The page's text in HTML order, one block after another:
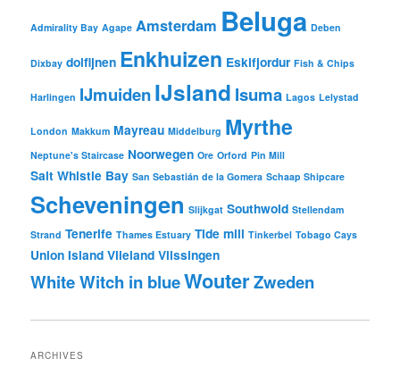
Admirality Bay Agape Amsterdam Beluga Deben
Dixbay dolfijnen Enkhuizen Eskifjordur Fish & Chips
Harlingen IJmuidenIJsland Isuma Lagos Lelystad
London Makkum Mayreau Middelburg Myrthe
Neptune's Staircase Noorwegen Ore Orford Pin Mill
Salt Whistle Bay San Sebastián de la Gomera Schaap Shipcare
Scheveningen Slijkgat Southwold Stellendam
Strand Tenerife Thames Estuary Tide mill Tinkerbel Tobago Cays
Union Island Vlieland Vlissingen
White Witch in blueWouterZweden
ARCHIVES